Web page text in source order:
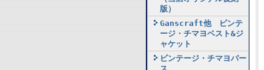
版）
Ganscraft他 ビンテ
ージ・チマヨベスト&ジ
ャケット
ビンテージ・チマヨパー